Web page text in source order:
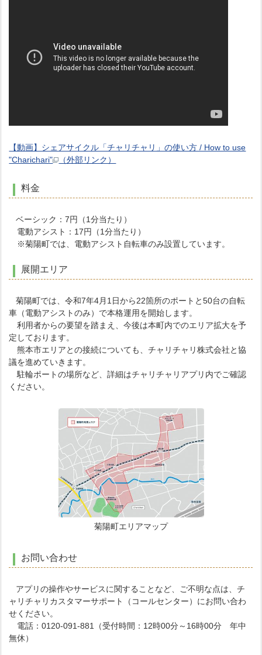
【動画】シェアサイクル「チャリチャリ」の使い方 / How to use
"Charichari"
（外部リンク）
料金
ベーシック：7円（1分当たり）
電動アシスト：17円（1分当たり）
※菊陽町では、電動アシスト自転車のみ設置しています。
展開エリア
菊陽町では、令和7年4月1日から22箇所のポートと50台の自転
車（電動アシストのみ）で本格運用を開始します。
利用者からの要望を踏まえ、今後は本町内でのエリア拡大を予
定しております。
熊本市エリアとの接続についても、チャリチャリ株式会社と協
議を進めていきます。
駐輪ポートの場所など、詳細はチャリチャリアプリ内でご確認
ください。
菊陽町エリアマップ
お問い合わせ
アプリの操作やサービスに関することなど、ご不明な点は、チ
ャリチャリカスタマーサポート（コールセンター）にお問い合わ
せください。
電話：0120-091-881（受付時間：12時00分～16時00分 年中
無休）